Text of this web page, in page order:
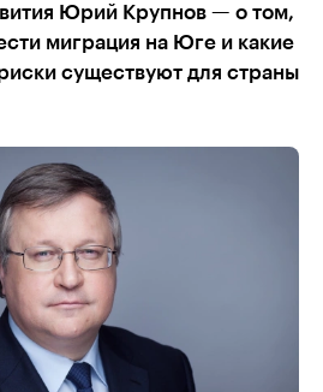
Юрий Крупнов — о том,
миграция на Юге и какие
существуют для страны